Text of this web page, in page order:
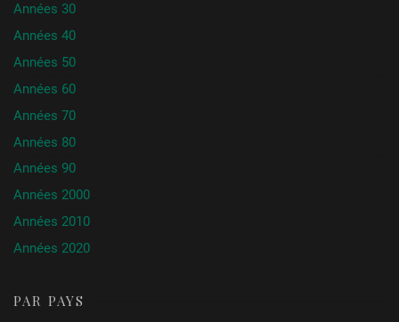
Années 30
Années 40
Années 50
Années 60
Années 70
Années 80
Années 90
Années 2000
Années 2010
Années 2020
PAR PAYS